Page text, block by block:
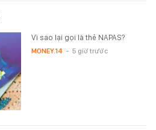
Vì sao lại gọi là thẻ NAPAS?
MONEY.14 - 5 giờ trước